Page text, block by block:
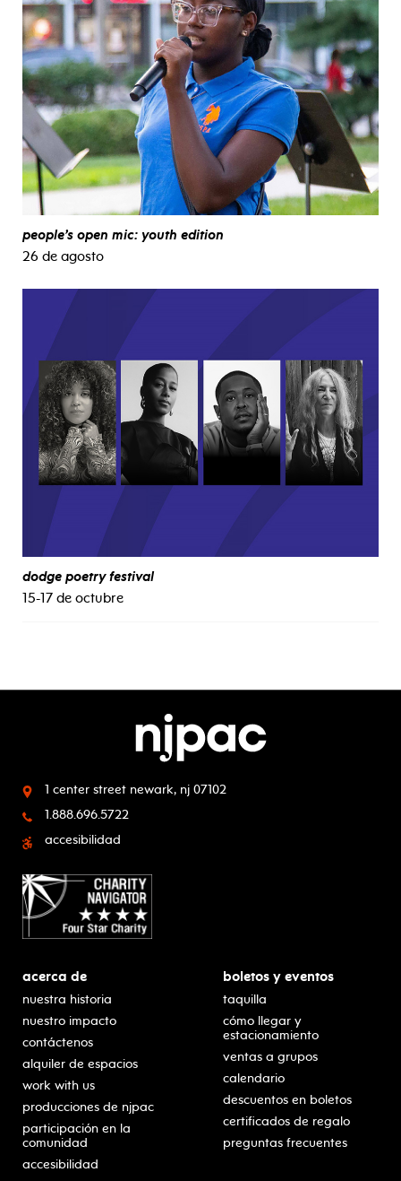
people’s open mic: youth edition
26 de agosto
dodge poetry festival
15-17 de octubre
1 center street newark, nj 07102
1.888.696.5722
accesibilidad
acerca de
nuestra historia
nuestro impacto
contáctenos
alquiler de espacios
work with us
producciones de njpac
participación en la
comunidad
accesibilidad
boletos y eventos
taquilla
cómo llegar y
estacionamiento
ventas a grupos
calendario
descuentos en boletos
certificados de regalo
preguntas frecuentes